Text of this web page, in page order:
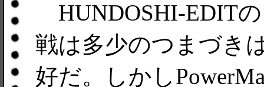
HUNDOSHI-EDIT
戦は多少のつまづき
好だ。しかし